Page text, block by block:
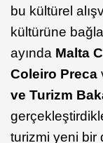
bu kültürel
kültürüne
ayında Malta
Coleiro Preca
ve Turizm
turizmi yeni bir